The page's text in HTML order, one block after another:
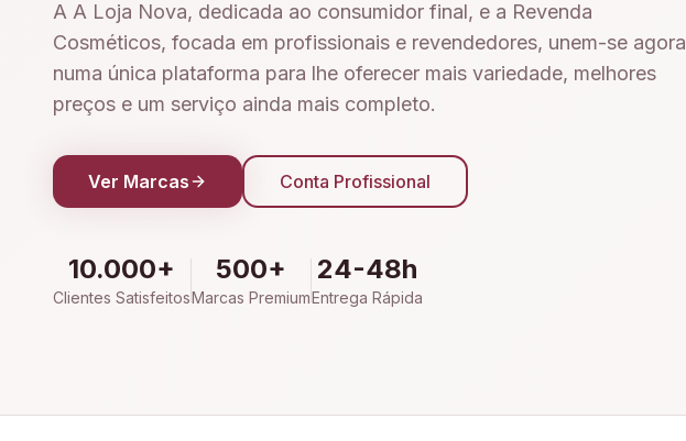
A A Loja Nova, dedicada ao consumidor final, e a Revenda
Cosméticos, focada em profissionais e revendedores, unem-se agora
numa única plataforma para lhe oferecer mais variedade, melhores
preços e um serviço ainda mais completo.
Ver Marcas Conta Profissional
10.000+
Clientes Satisfeitos
500+
Marcas Premium
24-48h
Entrega Rápida